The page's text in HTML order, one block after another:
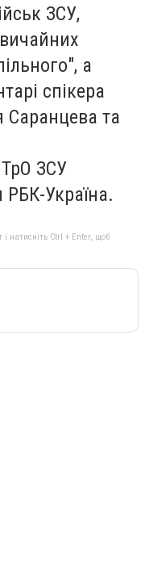
ЗСУ,
а
спікера
Саранцева та
ЗСУ
Україна.
натисніть Ctrl + Enter, щоб